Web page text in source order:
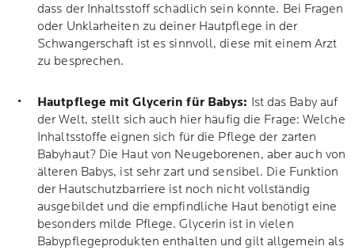
dass der Inhaltsstoff schädlich sein könnte. Bei Fragen
oder Unklarheiten zu deiner Hautpflege in der
Schwangerschaft ist es sinnvoll, diese mit einem Arzt
zu besprechen.
Hautpflege mit Glycerin für Babys: Ist das Baby auf
der Welt, stellt sich auch hier häufig die Frage: Welche
Inhaltsstoffe eignen sich für die Pflege der zarten
Babyhaut? Die Haut von Neugeborenen, aber auch von
älteren Babys, ist sehr zart und sensibel. Die Funktion
der Hautschutzbarriere ist noch nicht vollständig
ausgebildet und die empfindliche Haut benötigt eine
besonders milde Pflege. Glycerin ist in vielen
Babypflegeprodukten enthalten und gilt allgemein als